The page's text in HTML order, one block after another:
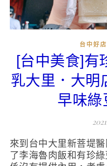
台中好店
[台中美食]有
乳大里．大明
早味綠
來到台中大里新菩堤醫院附近工作，離開時發現
了李海魯肉飯和有珍